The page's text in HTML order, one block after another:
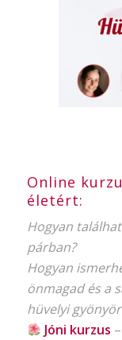
Online
életért:
Hogyan
párban?
Hogyan
önmagad és a
hüvelyi
Jóni kurzus –